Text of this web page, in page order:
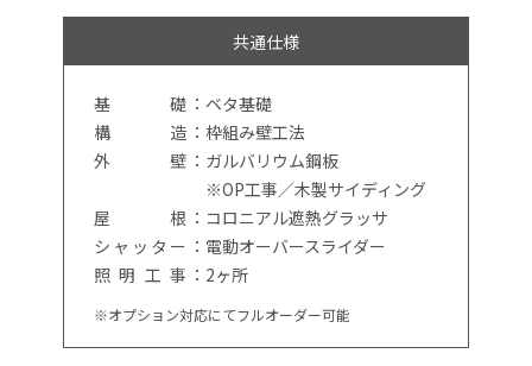
共通仕様
基 礎 ：ベタ基礎
構
造 ：枠組み壁工法
外
壁 ：ガルバリウム鋼板
※OP工事／木製サイディング
屋
根 ：コロニアル遮熱グラッサ
シ ャ ッ タ ー ：電動オーバースライダー
照 明 工 事 ：2ヶ所
※オプション対応にてフルオーダー可能